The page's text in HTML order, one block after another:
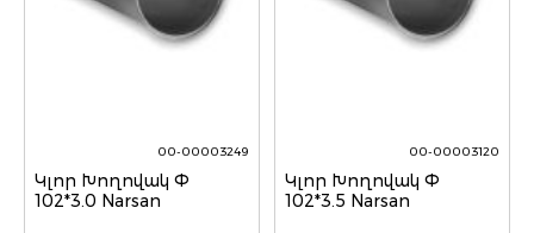
00-00003249
Կլոր Խողովակ Փ
102*3.0 Narsan
00-00003120
Կլոր Խողովակ Փ
102*3.5 Narsan